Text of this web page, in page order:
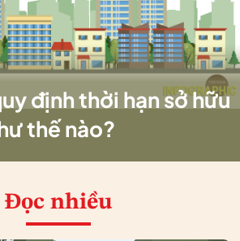
định thời hạn sở hữu
thế nào?
Đọc nhiều